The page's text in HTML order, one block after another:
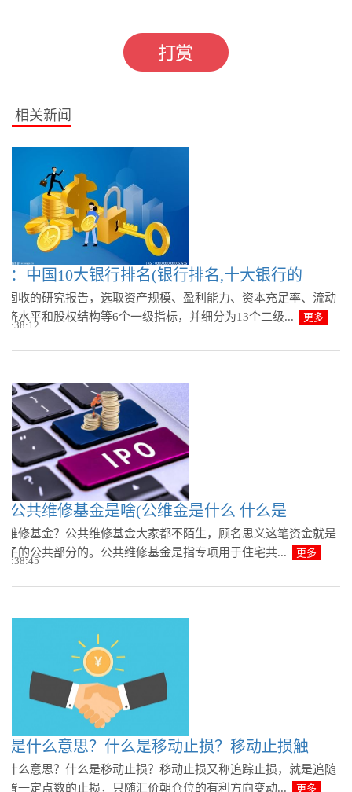
相关新闻
：中国10大银行排名(银行排名,十大银行的
固收的研究报告，选取资产规模、盈利能力、资本充足率、流动
济水平和股权结构等6个一级指标，并细分为13个二级...
更多
公共维修基金是啥(公维金是什么 什么是
维修基金？公共维修基金大家都不陌生，顾名思义这笔资金就是
子的公共部分的。公共维修基金是指专项用于住宅共...
更多
是什么意思？什么是移动止损？移动止损触
什么意思？什么是移动止损？移动止损又称追踪止损，就是追随
置一定点数的止损，只随汇价朝仓位的有利方向变动...
更多